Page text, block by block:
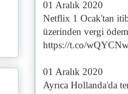
01 Aralık 2020
Netflix 1 Ocak'tan
üzerinden vergi
https://t.co/
01 Aralık 2020
Ayrıca Hollanda'da